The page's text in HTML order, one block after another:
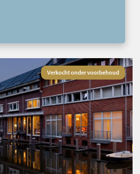
Verkocht onder voorbehoud